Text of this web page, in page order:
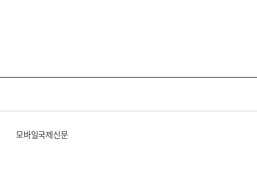
모바일국제신문